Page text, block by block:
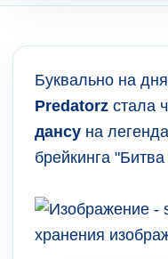
Буквально на
Predatorz стала
дансу на
брейкинга